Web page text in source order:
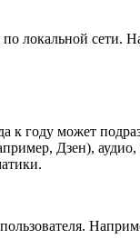
локальной сети.
к году может
Дзен),